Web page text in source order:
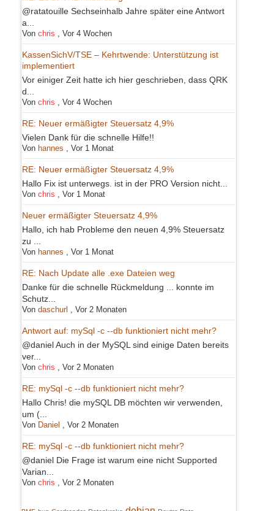
@ratatouille Sechseinhalb Jahre später eine Antwort
a...
Von chris Vor 4 Wochen
KassenSichV/TSE – Kehrtwende: Unterstützung ist
implementiert
Vor einiger Zeit hatte ich hier geschrieben, dass QRK
d...
Von chris Vor 4 Wochen
RE: Neuer ermäßigter Steuersatz 4,9%
Vielen Dank für die schnelle Hilfe!!
Von hannes Vor 1 Monat
RE: Neuer ermäßigter Steuersatz 4,9%
Hallo Fix ist unterwegs. ist in der PRO Version nicht...
Von chris Vor 1 Monat
Neuer ermäßigter Steuersatz 4,9%
Hallo, ich hab Probleme den neuen 4,9% Steuersatz
zu ...
Von hannes Vor 1 Monat
RE: Nach Update alle .exe Dateien weg
Danke für die schnelle Rückmeldung ... konnte im
Schutz...
Von daschurl Vor 2 Monaten
Antwort auf: mySql -c --db funktioniert nicht mehr?
@daniel Auch in der MySQL sind einige Daten bereits
ver...
Von chris Vor 2 Monaten
RE: mySql -c --db funktioniert nicht mehr?
Hallo Chris! die mySQL DB möchten wir verwenden,
um (...
Von Daniel Vor 2 Monaten
RE: mySql -c --db funktioniert nicht mehr?
@daniel Die Frage ist warum eine nicht Supported
Varian...
Von chris Vor 2 Monaten